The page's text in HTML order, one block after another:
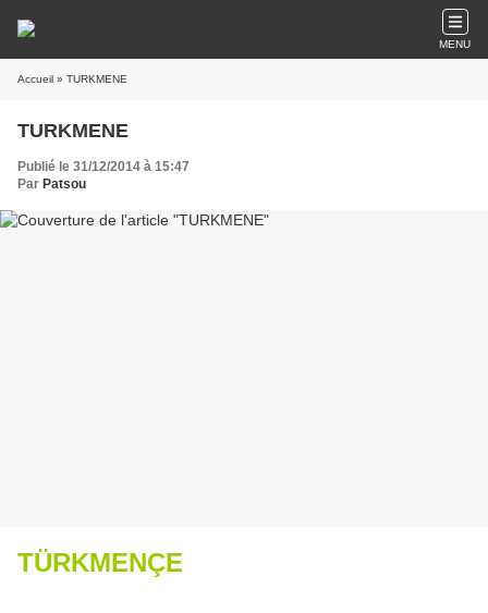
MENU
Accueil » TURKMENE
TURKMENE
Publié le 31/12/2014 à 15:47
Par Patsou
TÜRKMENÇE